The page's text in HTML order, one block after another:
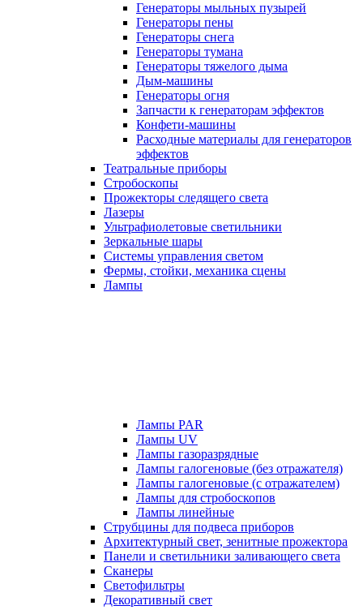
Генераторы мыльных пузырей
Генераторы пены
Генераторы снега
Генераторы тумана
Генераторы тяжелого дыма
Дым-машины
Генераторы огня
Запчасти к генераторам эффектов
Конфети-машины
Расходные материалы для генераторов
эффектов
Театральные приборы
Стробоскопы
Прожекторы следящего света
Лазеры
Ультрафиолетовые светильники
Зеркальные шары
Системы управления светом
Фермы, стойки, механика сцены
Лампы
Лампы PAR
Лампы UV
Лампы газоразрядные
Лампы галогеновые (без отражателя)
Лампы галогеновые (с отражателем)
Лампы для стробоскопов
Лампы линейные
Струбцины для подвеса приборов
Архитектурный свет, зенитные прожектора
Панели и светильники заливающего света
Сканеры
Светофильтры
Декоративный свет